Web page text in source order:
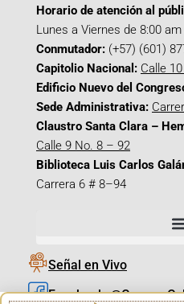
Horario de atención al
Lunes a Viernes de 8:00
Conmutador: (+57) (601)
Capitolio Nacional: Calle
Edificio Nuevo del
Sede Administrativa:
Claustro Santa Clara –
Calle 9 No. 8 – 92
Biblioteca Luis Carlos
Carrera 6 # 8–94
Señal en Vivo